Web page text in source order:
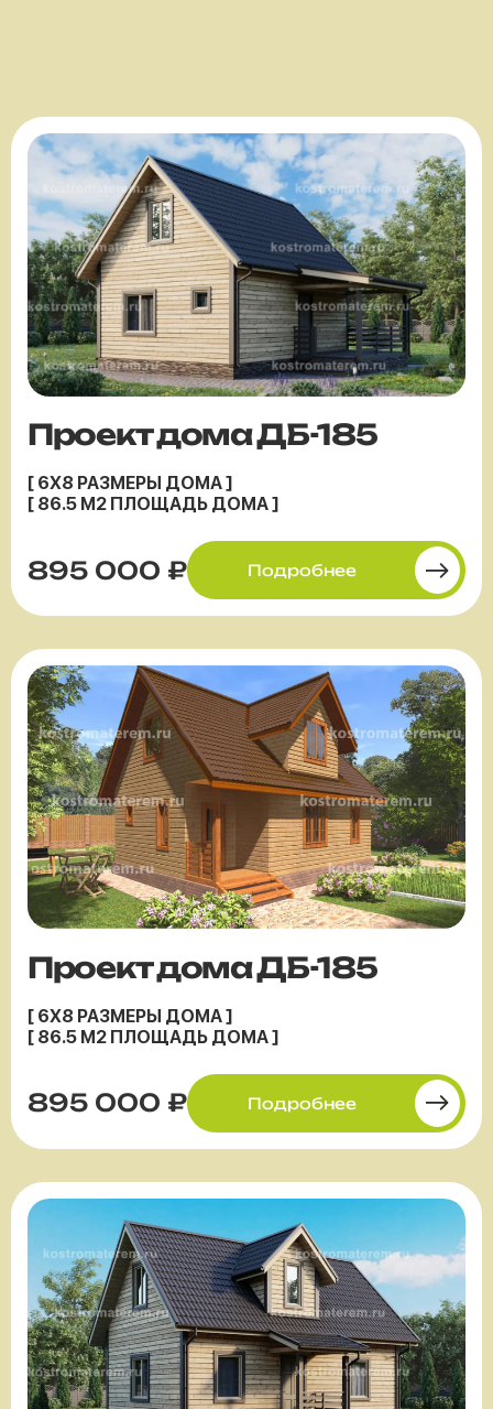
Проект дома ДБ-185
[ 6X8 РАЗМЕРЫ ДОМА ]
[ 86.5 М2 ПЛОЩАДЬ ДОМА ]
895 000 ₽ Подробнее
Проект дома ДБ-185
[ 6X8 РАЗМЕРЫ ДОМА ]
[ 86.5 М2 ПЛОЩАДЬ ДОМА ]
895 000 ₽ Подробнее